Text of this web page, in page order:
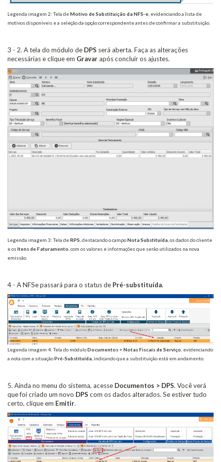
Legenda imagem 2: Tela deMotivo de Substituição da NFS-e , evidenciando a lista de
motivos disponíveis e a seleção da opção correspondente antes de confirmar a substituição.
3 - 2. A tela do módulo de DPS será aberta. Faça as alterações
necessárias e clique em Gravarapós concluir os ajustes.
Legenda imagem 3: Tela deRPS , destacando o campoNota Substituída , os dados do cliente
e osItens de Faturamento , com os valores e informações que serão utilizados na nova
emissão.
4 - A NFSe passará para o status de Pré-substituída.
Legenda imagem 4: Tela do móduloDocumentos > Notas Fiscais de Serviço , evidenciando
a nota com a situaçãoPré-Substituída , indicando que a substituição está em andamento.
5. Ainda no menu do sistema, acesse Documentos > DPS. Você verá
que foi criado um novo DPS com os dados alterados. Se estiver tudo
certo, clique em Emitir.